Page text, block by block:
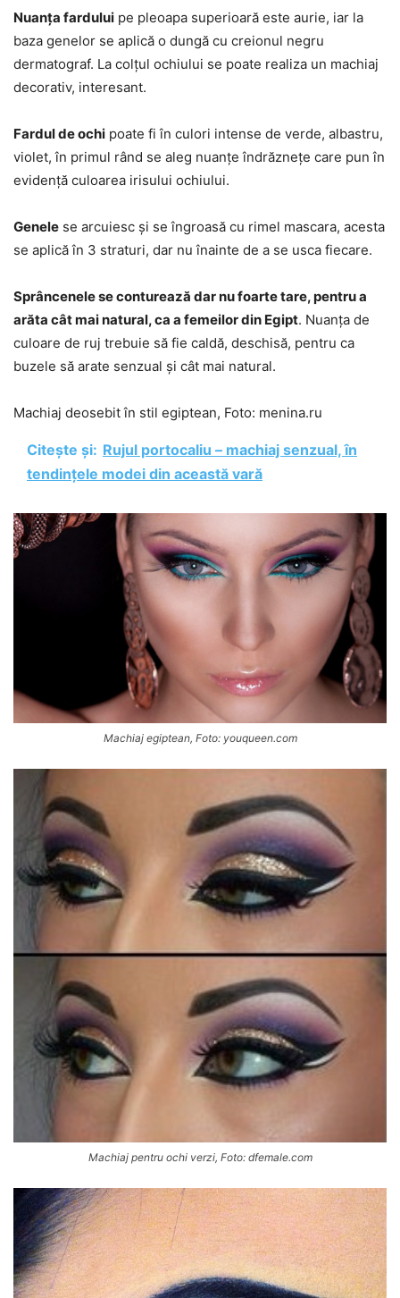
Nuanța fardului pe pleoapa superioară este aurie, iar la
baza genelor se aplică o dungă cu creionul negru
dermatograf. La colțul ochiului se poate realiza un machiaj
decorativ, interesant.
Fardul de ochi poate fi în culori intense de verde, albastru,
violet, în primul rând se aleg nuanțe îndrăznețe care pun în
evidență culoarea irisului ochiului.
Genele se arcuiesc și se îngroasă cu rimel mascara, acesta
se aplică în 3 straturi, dar nu înainte de a se usca fiecare.
Sprâncenele se conturează dar nu foarte tare, pentru a
arăta cât mai natural, ca a femeilor din Egipt. Nuanța de
culoare de ruj trebuie să fie caldă, deschisă, pentru ca
buzele să arate senzual și cât mai natural.
Machiaj deosebit în stil egiptean, Foto: menina.ru
Citește și: Rujul portocaliu – machiaj senzual, în
tendințele modei din această vară
Machiaj egiptean, Foto: youqueen.com
Machiaj pentru ochi verzi, Foto: dfemale.com